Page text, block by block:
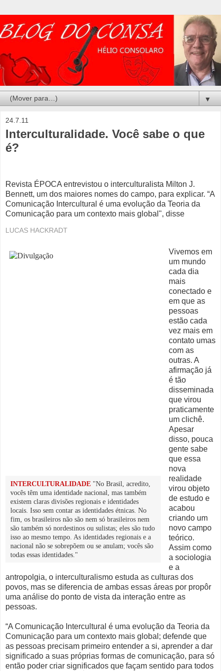
▼
24.7.11
Interculturalidade. Você sabe o que
é?
Revista ÉPOCA entrevistou o interculturalista Milton J.
Bennett, um dos maiores nomes do campo, para explicar. “A
Comunicação Intercultural é uma evolução da Teoria da
Comunicação para um contexto mais global", disse
LUCAS HACKRADT
INTERCULTURALIDADE "No Brasil, acredito,
vocês têm uma identidade nacional, mas também
existem claras divisões regionais e identidades
locais. Isso sem contar as identidades étnicas. No
fim, os brasileiros não são nem só brasileiros nem
são também só nordestinos ou sulistas; eles são tudo
isso ao mesmo tempo. As identidades regionais e a
nacional não se sobrepõem ou se anulam; vocês são
todas essas identidades."
Vivemos em
um mundo
cada dia
mais
conectado e
em que as
pessoas
estão cada
vez mais em
contato umas
com as
outras. A
afirmação já
é tão
disseminada
que virou
praticamente
um clichê.
Apesar
disso, pouca
gente sabe
que essa
nova
realidade
virou objeto
de estudo e
acabou
criando um
novo campo
teórico.
Assim como
a sociologia
e a
antropolgia, o interculturalismo estuda as culturas dos
povos, mas se diferencia de ambas essas áreas por propôr
uma análise do ponto de vista da interação entre as
pessoas.
“A Comunicação Intercultural é uma evolução da Teoria da
Comunicação para um contexto mais global; defende que
as pessoas precisam primeiro entender a si, aprender a dar
significado a suas próprias formas de comunicação, para só
então poder criar significados que façam sentido para todos